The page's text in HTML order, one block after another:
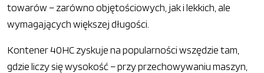
towarów – zarówno objętościowych, jak i lekkich, ale
wymagających większej długości.
Kontener 40HC zyskuje na popularności wszędzie tam,
gdzie liczy się wysokość – przy przechowywaniu maszyn,